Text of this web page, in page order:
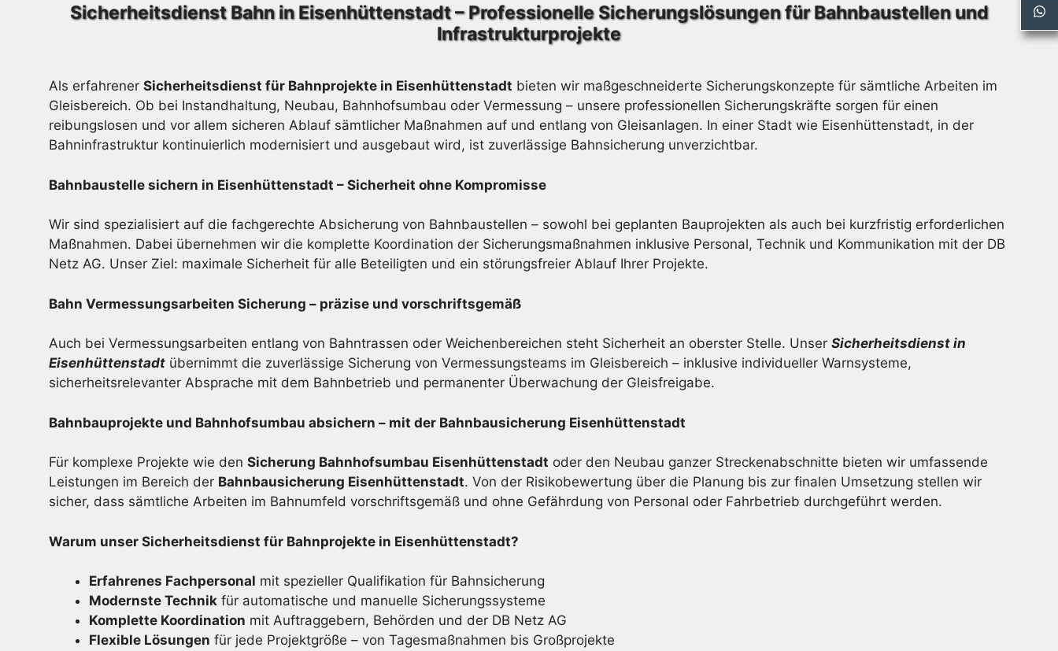
Sicherheitsdienst Bahn in Eisenhüttenstadt – Professionelle Sicherungslösungen für Bahnbaustellen und
Infrastrukturprojekte
Als erfahrener Sicherheitsdienst für Bahnprojekte in Eisenhüttenstadt bieten wir maßgeschneiderte Sicherungskonzepte für sämtliche Arbeiten im
Gleisbereich. Ob bei Instandhaltung, Neubau, Bahnhofsumbau oder Vermessung – unsere professionellen Sicherungskräfte sorgen für einen
reibungslosen und vor allem sicheren Ablauf sämtlicher Maßnahmen auf und entlang von Gleisanlagen. In einer Stadt wie Eisenhüttenstadt, in der
Bahninfrastruktur kontinuierlich modernisiert und ausgebaut wird, ist zuverlässige Bahnsicherung unverzichtbar.
Bahnbaustelle sichern in Eisenhüttenstadt – Sicherheit ohne Kompromisse
Wir sind spezialisiert auf die fachgerechte Absicherung von Bahnbaustellen – sowohl bei geplanten Bauprojekten als auch bei kurzfristig erforderlichen
Maßnahmen. Dabei übernehmen wir die komplette Koordination der Sicherungsmaßnahmen inklusive Personal, Technik und Kommunikation mit der DB
Netz AG. Unser Ziel: maximale Sicherheit für alle Beteiligten und ein störungsfreier Ablauf Ihrer Projekte.
Bahn Vermessungsarbeiten Sicherung – präzise und vorschriftsgemäß
Auch bei Vermessungsarbeiten entlang von Bahntrassen oder Weichenbereichen steht Sicherheit an oberster Stelle. Unser Sicherheitsdienst in
Eisenhüttenstadt übernimmt die zuverlässige Sicherung von Vermessungsteams im Gleisbereich – inklusive individueller Warnsysteme,
sicherheitsrelevanter Absprache mit dem Bahnbetrieb und permanenter Überwachung der Gleisfreigabe.
Bahnbauprojekte und Bahnhofsumbau absichern – mit der Bahnbau­sicherung Eisenhüttenstadt
Für komplexe Projekte wie den Sicherung Bahnhofsumbau Eisenhüttenstadt oder den Neubau ganzer Streckenabschnitte bieten wir umfassende
Leistungen im Bereich der Bahnbausicherung Eisenhüttenstadt. Von der Risikobewertung über die Planung bis zur finalen Umsetzung stellen wir
sicher, dass sämtliche Arbeiten im Bahnumfeld vorschriftsgemäß und ohne Gefährdung von Personal oder Fahrbetrieb durchgeführt werden.
Warum unser Sicherheitsdienst für Bahnprojekte in Eisenhüttenstadt?
Erfahrenes Fachpersonal mit spezieller Qualifikation für Bahnsicherung
Modernste Technik für automatische und manuelle Sicherungssysteme
Komplette Koordination mit Auftraggebern, Behörden und der DB Netz AG
Flexible Lösungen für jede Projektgröße – von Tagesmaßnahmen bis Großprojekte